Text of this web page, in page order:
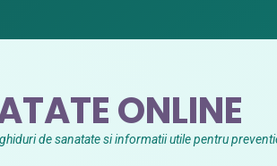
ONLINE
de sanatate si informatii utile pentru